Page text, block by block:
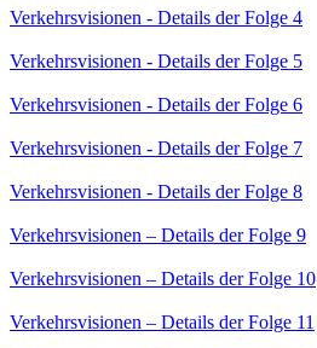
Verkehrsvisionen - Details der Folge 4
Verkehrsvisionen - Details der Folge 5
Verkehrsvisionen - Details der Folge 6
Verkehrsvisionen - Details der Folge 7
Verkehrsvisionen - Details der Folge 8
Verkehrsvisionen – Details der Folge 9
Verkehrsvisionen – Details der Folge 10
Verkehrsvisionen – Details der Folge 11